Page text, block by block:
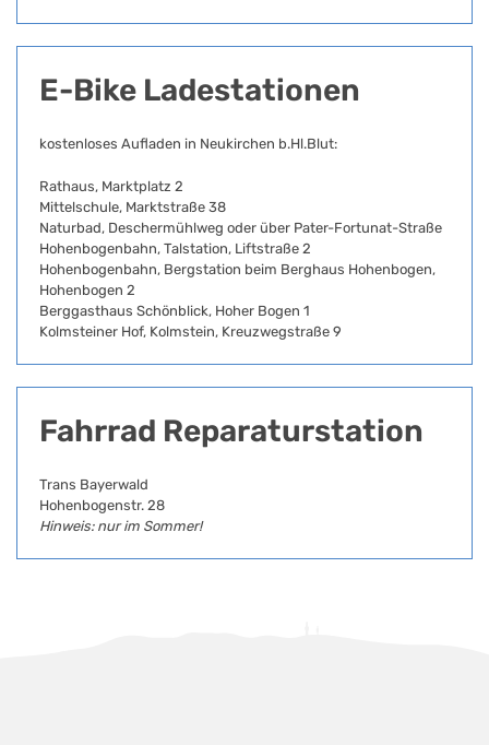
E-Bike Ladestationen
kostenloses Aufladen in Neukirchen b.Hl.Blut:
Rathaus, Marktplatz 2
Mittelschule, Marktstraße 38
Naturbad, Deschermühlweg oder über Pater-Fortunat-Straße
Hohenbogenbahn, Talstation, Liftstraße 2
Hohenbogenbahn, Bergstation beim Berghaus Hohenbogen,
Hohenbogen 2
Berggasthaus Schönblick, Hoher Bogen 1
Kolmsteiner Hof, Kolmstein, Kreuzwegstraße 9
Fahrrad Reparaturstation
Trans Bayerwald
Hohenbogenstr. 28
Hinweis: nur im Sommer!